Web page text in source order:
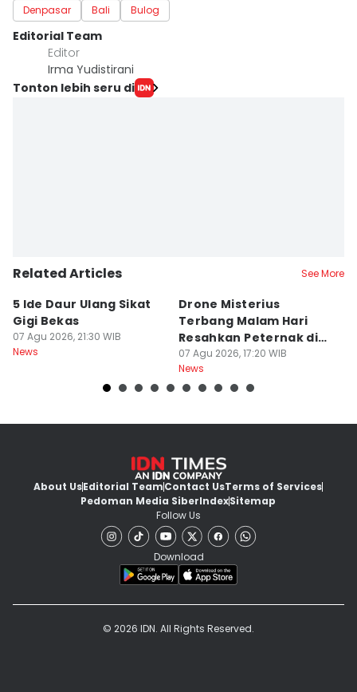
Denpasar Bali Bulog
Editorial Team
Editor
Irma Yudistirani
Tonton lebih seru di
Related Articles See More
5 Ide Daur Ulang Sikat
Gigi Bekas
07 Agu 2026, 21:30 WIB
News
Drone Misterius
Terbang Malam Hari
Resahkan Peternak di
Marga Tabanan
07 Agu 2026, 17:20 WIB
News
About UsEditorial TeamContact UsTerms of Services
Pedoman Media SiberIndexSitemap
Follow Us
Download
© 2026 IDN. All Rights Reserved.